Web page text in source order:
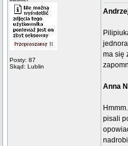
Posty: 87
Skąd: Lublin
ma się
Anna
pisali